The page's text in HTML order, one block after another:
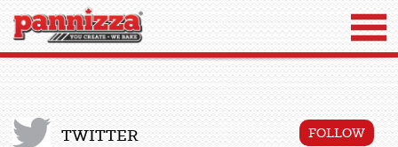
FOLLOW
TWITTER